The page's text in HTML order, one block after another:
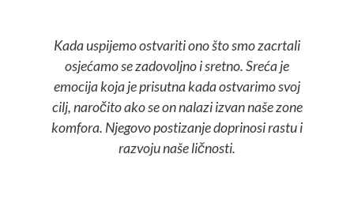
Kada uspijemo ostvariti ono što smo zacrtali
osjećamo se zadovoljno i sretno. Sreća je
emocija koja je prisutna kada ostvarimo svoj
cilj, naročito ako se on nalazi izvan naše zone
komfora. Njegovo postizanje doprinosi rastu i
razvoju naše ličnosti.